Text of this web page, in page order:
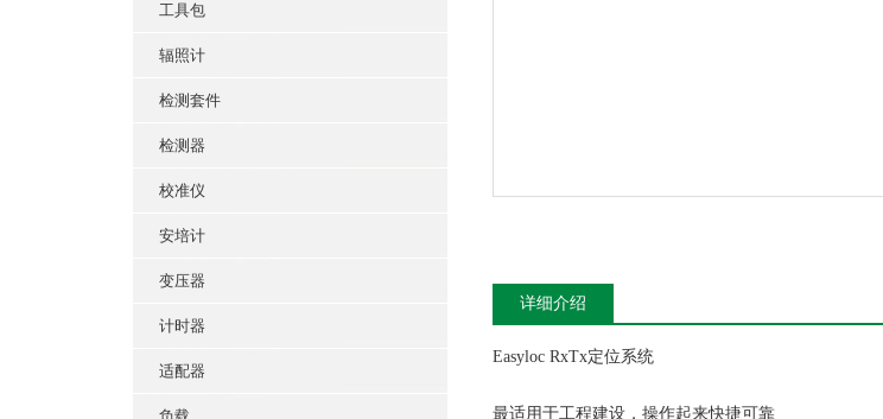
工具包
辐照计
检测套件
检测器
校准仪
安培计
变压器
计时器
适配器
详细介绍
Easyloc RxTx定位系统
最适用于工程建设，操作起来快捷可靠